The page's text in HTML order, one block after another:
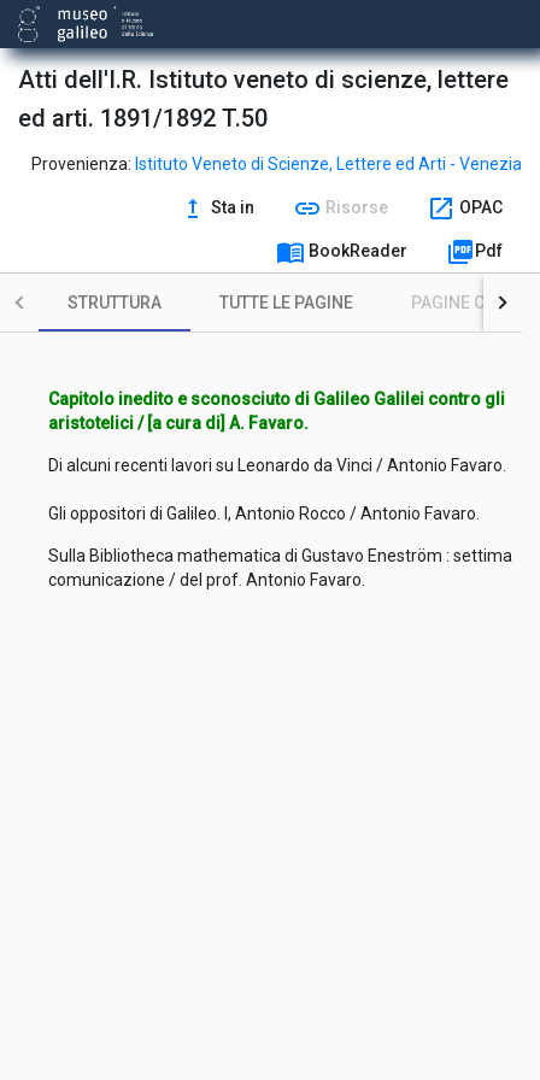
Atti dell'I.R. Istituto veneto di scienze, lettere
ed arti. 1891/1892 T.50
Provenienza: Istituto Veneto di Scienze, Lettere ed Arti - Venezia
upgrade Sta in link Risorse open_in_new OPAC
menu_book BookReader picture_as_pdf Pdf
STRUTTURA TUTTE LE PAGINE PAGINE CON
Capitolo inedito e sconosciuto di Galileo Galilei contro gli
aristotelici / [a cura di] A. Favaro.
Di alcuni recenti lavori su Leonardo da Vinci / Antonio Favaro.
Gli oppositori di Galileo. I, Antonio Rocco / Antonio Favaro.
Sulla Bibliotheca mathematica di Gustavo Eneström : settima
comunicazione / del prof. Antonio Favaro.